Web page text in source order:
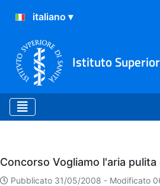
Istituto
Eventi
Concorso Vogliamo l'aria
Pubblicato 31/05/2008 - Modificato